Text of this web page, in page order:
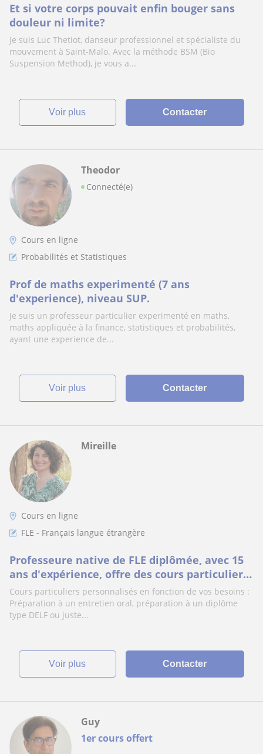
Et si votre corps pouvait enfin bouger sans
douleur ni limite?
Je suis Luc Thetiot, danseur professionnel et spécialiste du
mouvement à Saint-Malo. Avec la méthode BSM (Bio
Suspension Method), je vous a...
voir plus Contacter
Theodor
Connecté(e)
Cours en ligne
Probabilités et Statistiques
Prof de maths experimenté (7 ans
d'experience), niveau SUP.
Je suis un professeur particulier experimenté en maths,
maths appliquée à la finance, statistiques et probabilités,
ayant une experience de...
voir plus Contacter
Mireille
Cours en ligne
FLE - Français langue étrangère
Professeure native de FLE diplômée, avec 15
ans d'expérience, offre des cours particuliers
aux adultes en ligne.
Cours particuliers personnalisés en fonction de vos besoins :
Préparation à un entretien oral, préparation à un diplôme
type DELF ou juste...
voir plus Contacter
1er cours offert
Guy